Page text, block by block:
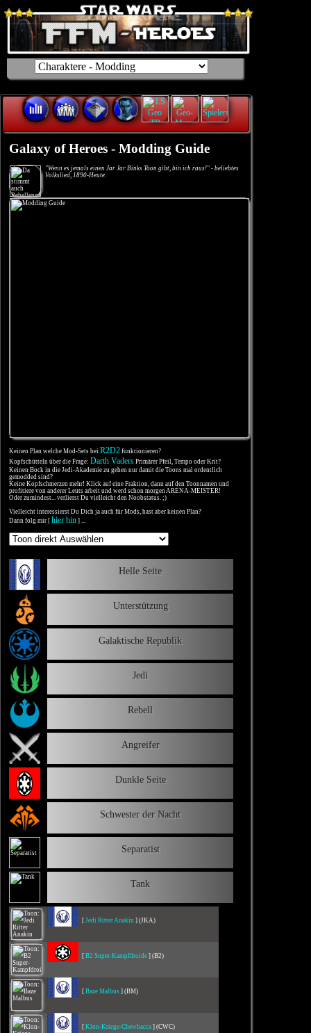
Galaxy of Heroes - Modding Guide
"Wenn es jemals einen Jar Jar Binks Toon gibt, bin ich raus!" - beliebtes
Volkslied, 1890-Heute.
Keinen Plan welche Mod-Sets bei R2D2 funktionieren?
Kopfschütteln über die Frage: Darth Vaders Primärer Pfeil, Tempo oder Krit?
Keinen Bock in die Jedi-Akademie zu gehen nur damit die Toons mal ordentlich
gemodded sind?
Keine Kopfschmerzen mehr! Klick auf eine Fraktion, dann auf den Toonnamen und
profitiere von anderer Leuts arbeit und werd schon morgen ARENA-MEISTER!
Oder zumindest... verlierst Du vielleicht den Noobstatus. ;)
Vielleicht interessierst Du Dich ja auch für Mods, hast aber keinen Plan?
Dann folg mir [ hier hin ] ...
Helle Seite
Unterstützung
Galaktische Republik
Jedi
Rebell
Angreifer
Dunkle Seite
Schwester der Nacht
Separatist
Tank
[ Jedi Ritter Anakin ] (JKA)
[ B2 Super-Kampfdroide ] (B2)
[ Baze Malbus ] (BM)
[ Klon-Kriege-Chewbacca ] (CWC)